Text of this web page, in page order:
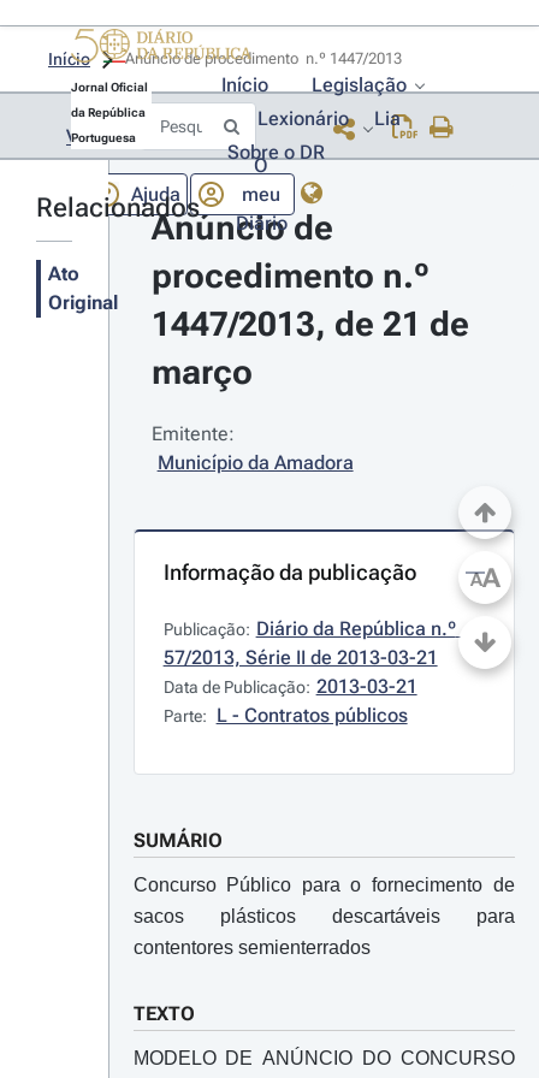
Jornal Oficial
da República
Portuguesa
Início
Legislação
Lexionário
Lia
Sobre o DR
Ajuda
O
meu
Diário
Início
Voltar
Relacionados
Ato
Original
Anúncio de
procedimento n.º
1447/2013, de 21 de
março
Emitente:
Município da Amadora
Informação da publicação
Publicação: Diário da República n.º
57/2013, Série II de 2013-03-21
Data de Publicação: 2013-03-21
Parte: L - Contratos públicos
SUMÁRIO
Concurso Público para o fornecimento de
sacos plásticos descartáveis para
contentores semienterrados
TEXTO
MODELO DE ANÚNCIO DO CONCURSO
AA